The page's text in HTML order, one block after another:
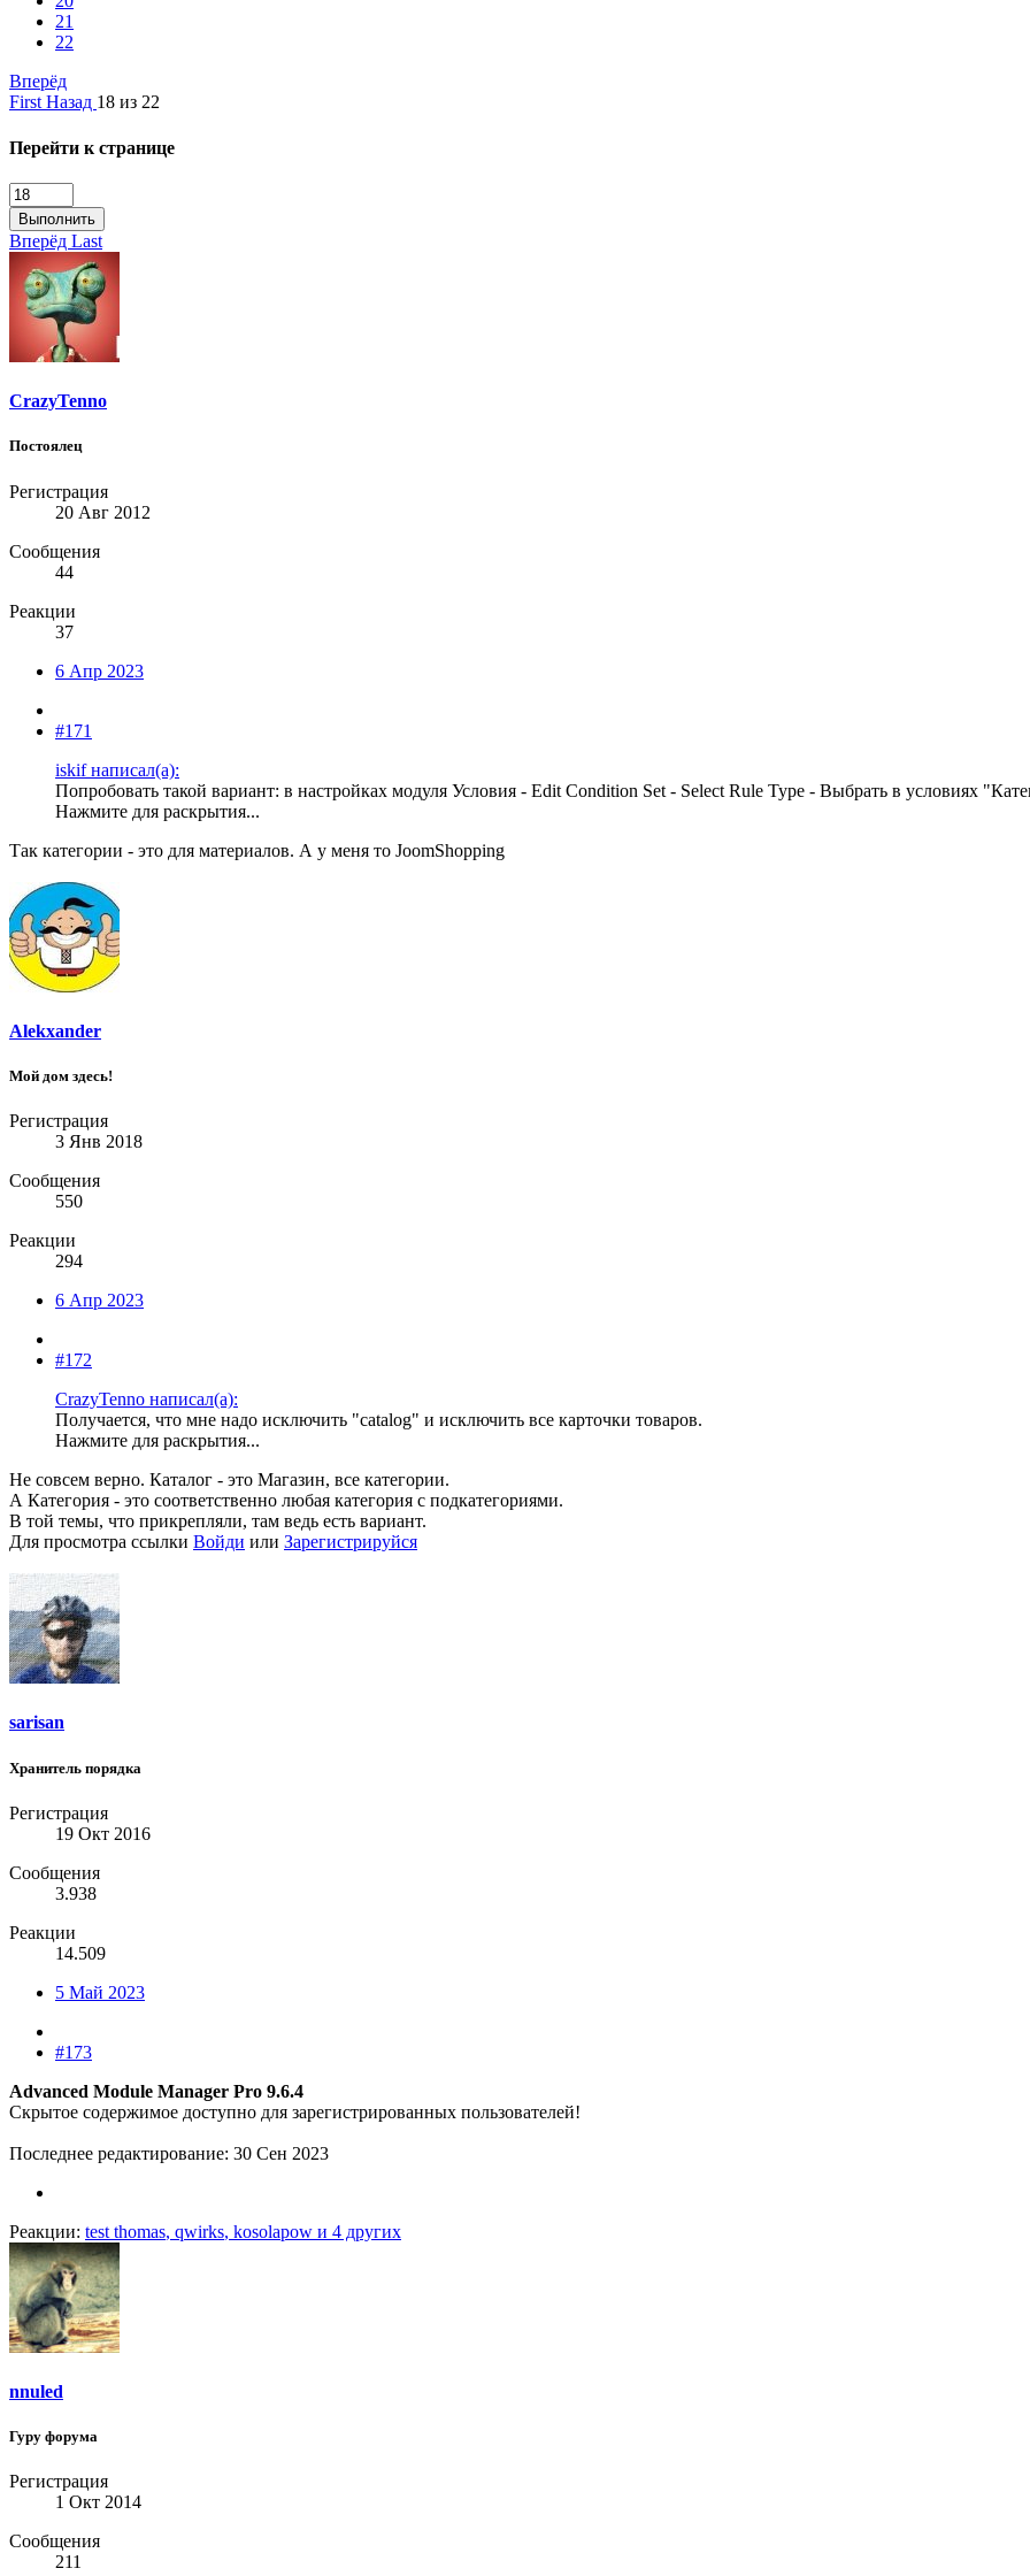
21
22
Вперёд
First Назад 18 из 22
Перейти к странице
Выполнить
Вперёд Last
CrazyTenno
Постоялец
Регистрация
20 Авг 2012
Сообщения
44
Реакции
37
6 Апр 2023
#171
iskif написал(а):
Попробовать такой вариант: в настройках модуля Условия - Edit Condition Set - Select Rule Type - Выбрать в условиях
Нажмите для раскрытия...
Так категории - это для материалов. А у меня то JoomShopping
Alekxander
Мой дом здесь!
Регистрация
3 Янв 2018
Сообщения
550
Реакции
294
6 Апр 2023
#172
CrazyTenno написал(а):
Получается, что мне надо исключить "catalog" и исключить все карточки товаров.
Нажмите для раскрытия...
Не совсем верно. Каталог - это Магазин, все категории.
А Категория - это соответственно любая категория с подкатегориями.
В той темы, что прикрепляли, там ведь есть вариант.
Для просмотра ссылки Войди или Зарегистрируйся
sarisan
Хранитель порядка
Регистрация
19 Окт 2016
Сообщения
3.938
Реакции
14.509
5 Май 2023
#173
Advanced Module Manager Pro 9.6.4
Скрытое содержимое доступно для зарегистрированных пользователей!
Последнее редактирование: 30 Сен 2023
Реакции: test thomas, qwirks, kosolapow и 4 других
nnuled
Гуру форума
Регистрация
1 Окт 2014
Сообщения
211